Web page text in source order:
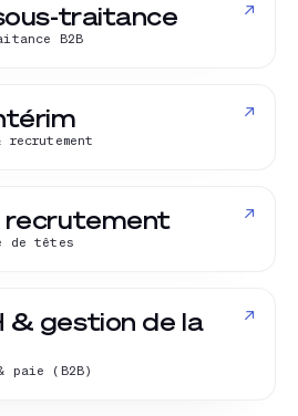
traitance
B2B
↗
↗
recrutement
de têtes
↗
& gestion de la
paie (B2B)
↗